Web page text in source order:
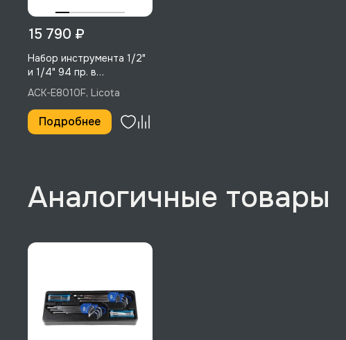
15 790 ₽
Набор инструмента 1/2"
и 1/4" 94 пр. в
ложементе EVA, Licota,
ACK-E8010F
ACK-E8010F, Licota
Подробнее